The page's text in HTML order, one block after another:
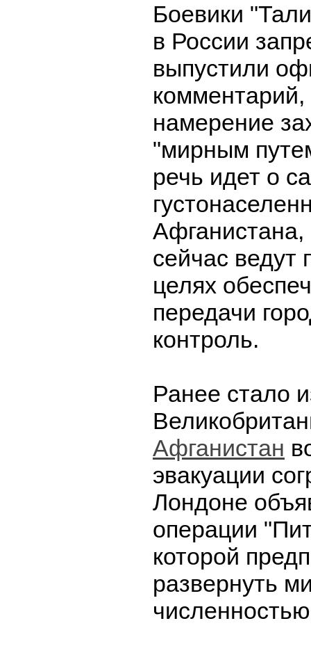
Боевики
в России
выпустили
намерение
"мирным
речь идет о
сейчас ведут
целях
передачи
контроль.
Ранее стало
Афганистан
эвакуации
Лондоне
операции
которой
развернуть